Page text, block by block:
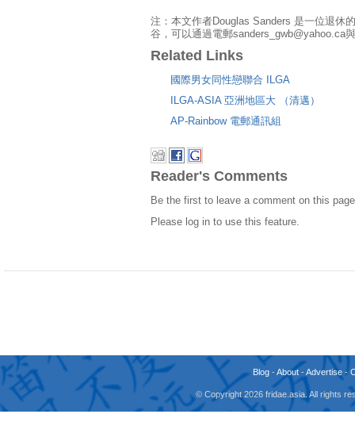
注：本文作者Douglas Sanders 是一位退休
谷，可以通過電郵sanders_gwb@yahoo.ca
Related Links
國際男女同性戀聯合 ILGA
ILGA-ASIA 亞洲地區大 （清邁）
AP-Rainbow 電郵通訊組
Reader's Comments
Be the first to leave a comment on this
Please log in to use this feature.
Blog -About -Advertise -
© Copyright 2026 fridae.asia. All rights